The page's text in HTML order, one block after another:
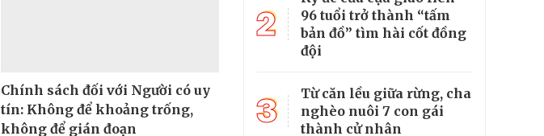
Chính sách đối với Người có uy
tín: Không để khoảng trống,
không để gián đoạn
2
96 tuổi trở thành “tấm
bản đồ” tìm hài cốt đồng
đội
3
Từ căn lều giữa rừng, cha
nghèo nuôi 7 con gái
thành cử nhân